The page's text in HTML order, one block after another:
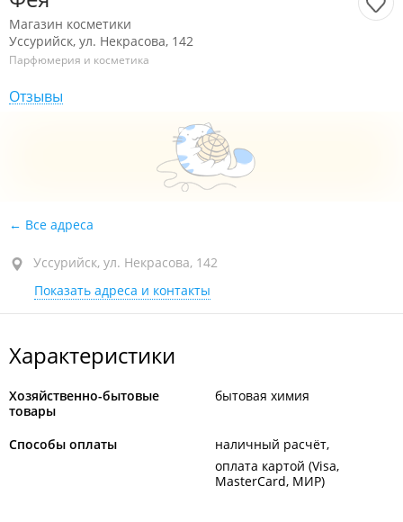
Магазин косметики
Уссурийск, ул. Некрасова, 142
Парфюмерия и косметика
Отзывы
Все адреса
Уссурийск, ул. Некрасова, 142
Показать адреса и контакты
Характеристики
Хозяйственно-бытовые
товары
бытовая химия
Способы оплаты
наличный расчёт
оплата картой (Visa,
MasterCard, МИР)